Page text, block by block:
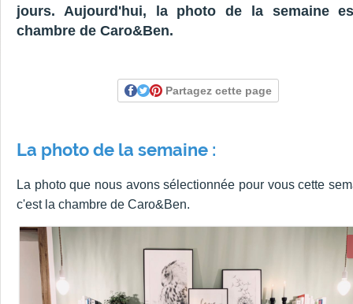
jours. Aujourd'hui, la photo de la semaine
chambre de Caro&Ben.
Partagez cette page
La photo de la semaine :
La photo que nous avons sélectionnée pour vous cette
c'est la chambre de Caro&Ben.